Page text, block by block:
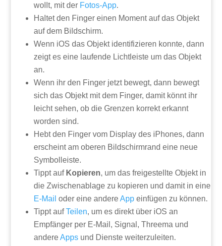
wollt, mit der Fotos-App.
Haltet den Finger einen Moment auf das Objekt
auf dem Bildschirm.
Wenn iOS das Objekt identifizieren konnte, dann
zeigt es eine laufende Lichtleiste um das Objekt
an.
Wenn ihr den Finger jetzt bewegt, dann bewegt
sich das Objekt mit dem Finger, damit könnt ihr
leicht sehen, ob die Grenzen korrekt erkannt
worden sind.
Hebt den Finger vom Display des iPhones, dann
erscheint am oberen Bildschirmrand eine neue
Symbolleiste.
Tippt auf Kopieren, um das freigestellte Objekt in
die Zwischenablage zu kopieren und damit in eine
E-Mail oder eine andereApp einfügen zu können.
Tippt aufTeilen, um es direkt über iOS an
Empfänger per E-Mail, Signal, Threema und
andereApps und Dienste weiterzuleiten.